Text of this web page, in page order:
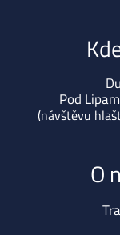
Pod
(návštěvu
O